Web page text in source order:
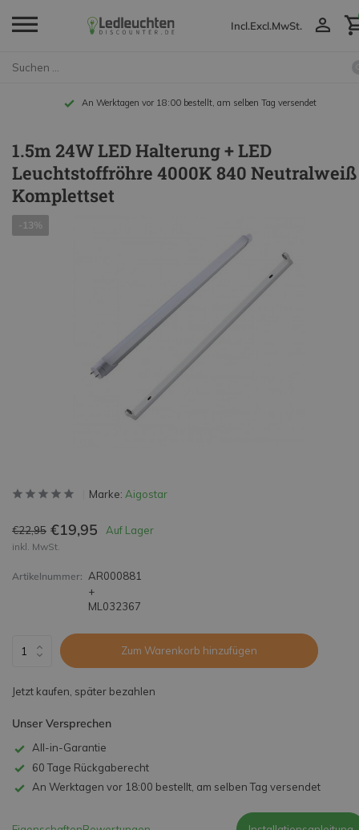
Incl.Excl.MwSt.
An Werktagen vor 18:00 bestellt, am selben Tag versendet
1.5m 24W LED Halterung + LED
Leuchtstoffröhre 4000K 840 Neutralweiß
Komplettset
-13%
Marke: Aigostar
€22,95 €19,95 Auf Lager
inkl. MwSt.
Artikelnummer: AR000881
+
ML032367
Zum Warenkorb hinzufügen
Jetzt kaufen, später bezahlen
Unser Versprechen
All-in-Garantie
60 Tage Rückgaberecht
An Werktagen vor 18:00 bestellt, am selben Tag versendet